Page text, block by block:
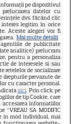
pe dispozitivul
datelor cu
dvs. făcând clic
legitim în orice
Aceste alegeri vor fi
Mai multe detalii
de publicitate
analitice) prelucram
pentru a personaliza
de interesele si/sau
retelelor de socializare
drepturile prevazute de
cu caracter personal.
aici. Prin click pe
de tip Cookie, care
accesarea informatiilor
“VREAU SA MODIFIC
in mod individual, mai